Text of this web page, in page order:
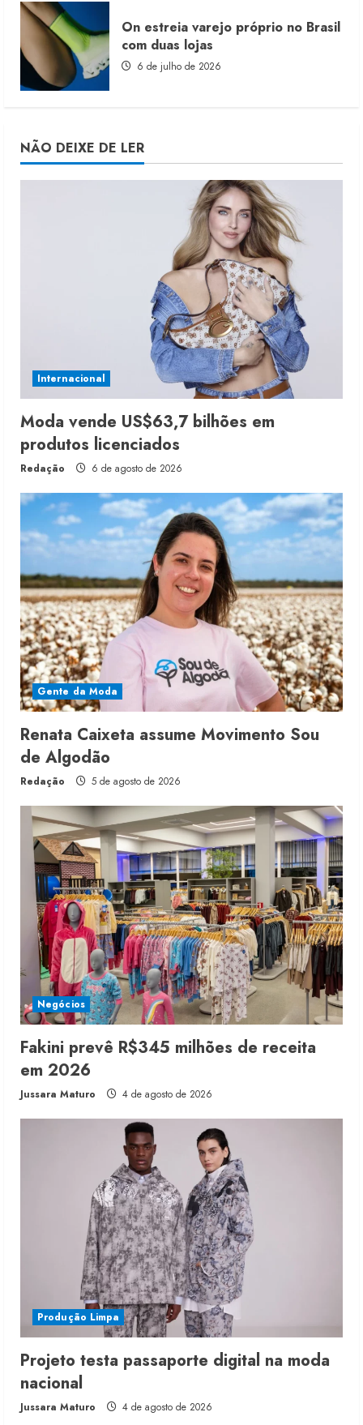
On estreia varejo próprio no Brasil
com duas lojas
6 de julho de 2026
NÃO DEIXE DE LER
Internacional
Moda vende US$63,7 bilhões em
produtos licenciados
Redação 6 de agosto de 2026
Gente da Moda
Renata Caixeta assume Movimento Sou
de Algodão
Redação 5 de agosto de 2026
Negócios
Fakini prevê R$345 milhões de receita
em 2026
Jussara Maturo 4 de agosto de 2026
Produção Limpa
Projeto testa passaporte digital na moda
nacional
Jussara Maturo 4 de agosto de 2026